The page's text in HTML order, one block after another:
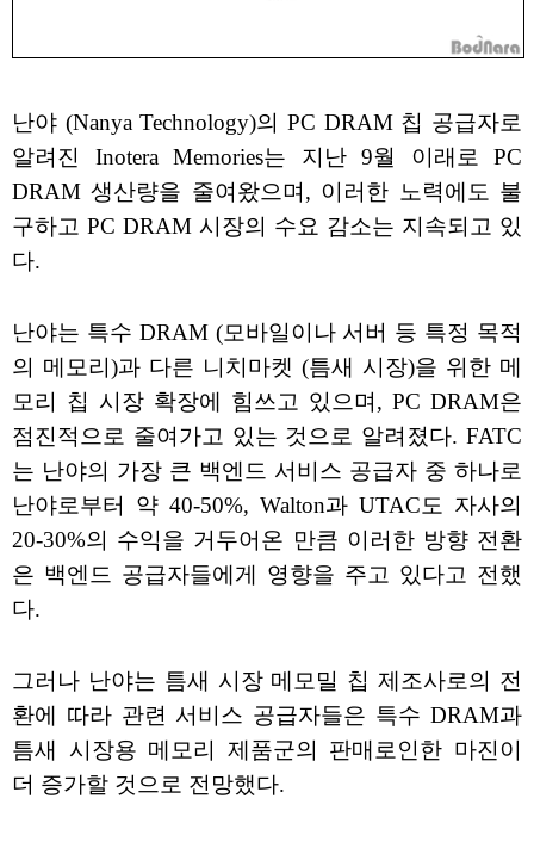
난야 (Nanya Technology)의 PC DRAM 칩 공급자로
알려진 Inotera Memories는 지난 9월 이래로 PC
DRAM 생산량을 줄여왔으며, 이러한 노력에도 불
구하고 PC DRAM 시장의 수요 감소는 지속되고 있
다.
난야는 특수 DRAM (모바일이나 서버 등 특정 목적
의 메모리)과 다른 니치마켓 (틈새 시장)을 위한 메
모리 칩 시장 확장에 힘쓰고 있으며, PC DRAM은
점진적으로 줄여가고 있는 것으로 알려졌다. FATC
는 난야의 가장 큰 백엔드 서비스 공급자 중 하나로
난야로부터 약 40-50%, Walton과 UTAC도 자사의
20-30%의 수익을 거두어온 만큼 이러한 방향 전환
은 백엔드 공급자들에게 영향을 주고 있다고 전했
다.
그러나 난야는 틈새 시장 메모밀 칩 제조사로의 전
환에 따라 관련 서비스 공급자들은 특수 DRAM과
틈새 시장용 메모리 제품군의 판매로인한 마진이
더 증가할 것으로 전망했다.